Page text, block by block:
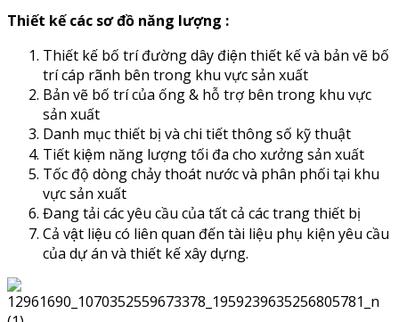
Thiết kế các sơ đồ năng lượng :
Thiết kế bố trí đường dây điện thiết kế và bản vẽ bố
trí cáp rãnh bên trong khu vực sản xuất
Bản vẽ bố trí của ống & hỗ trợ bên trong khu vực
sản xuất
Danh mục thiết bị và chi tiết thông số kỹ thuật
Tiết kiệm năng lượng tối đa cho xưởng sản xuất
Tốc độ dòng chảy thoát nước và phân phối tại khu
vực sản xuất
Đang tải các yêu cầu của tất cả các trang thiết bị
Cả vật liệu có liên quan đến tài liệu phụ kiện yêu cầu
của dự án và thiết kế xây dựng.